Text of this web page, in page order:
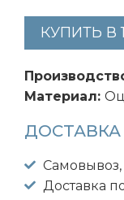
КУПИТЬ В
Материал:
Доставка